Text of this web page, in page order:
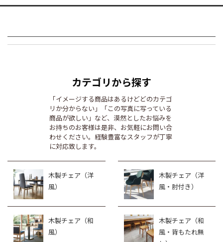
カテゴリから探す
「イメージする商品はあるけどどのカテゴ
リか分からない」「この写真に写っている
商品が欲しい」など、漠然としたお悩みを
お持ちのお客様は是非、お気軽にお問い合
わせください。経験豊富なスタッフが丁寧
に対応致します。
木製チェア（洋
風）
木製チェア（洋
風・肘付き）
木製チェア（和
風）
木製チェア（和
風・背もたれ無